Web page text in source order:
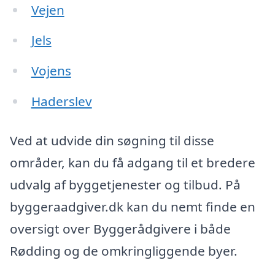
Vejen
Jels
Vojens
Haderslev
Ved at udvide din søgning til disse
områder, kan du få adgang til et bredere
udvalg af byggetjenester og tilbud. På
byggeraadgiver.dk kan du nemt finde en
oversigt over Byggerådgivere i både
Rødding og de omkringliggende byer.